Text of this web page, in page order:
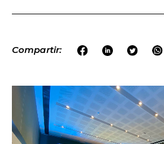
Compartir: